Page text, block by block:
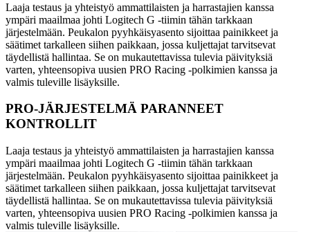
Laaja testaus ja yhteistyö ammattilaisten ja harrastajien kanssa
ympäri maailmaa johti Logitech G -tiimin tähän tarkkaan
järjestelmään. Peukalon pyyhkäisyasento sijoittaa painikkeet ja
säätimet tarkalleen siihen paikkaan, jossa kuljettajat tarvitsevat
täydellistä hallintaa. Se on mukautettavissa tulevia päivityksiä
varten, yhteensopiva uusien PRO Racing -polkimien kanssa ja
valmis tuleville lisäyksille.
PRO-JÄRJESTELMÄ PARANNEET
KONTROLLIT
Laaja testaus ja yhteistyö ammattilaisten ja harrastajien kanssa
ympäri maailmaa johti Logitech G -tiimin tähän tarkkaan
järjestelmään. Peukalon pyyhkäisyasento sijoittaa painikkeet ja
säätimet tarkalleen siihen paikkaan, jossa kuljettajat tarvitsevat
täydellistä hallintaa. Se on mukautettavissa tulevia päivityksiä
varten, yhteensopiva uusien PRO Racing -polkimien kanssa ja
valmis tuleville lisäyksille.